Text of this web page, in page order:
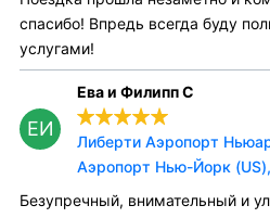
спасибо! Впредь всегда буду
услугами!
ЕИ
Ева и Филипп С
Либерти Аэропорт
Аэропорт Нью-Йорк
Безупречный, внимательный и